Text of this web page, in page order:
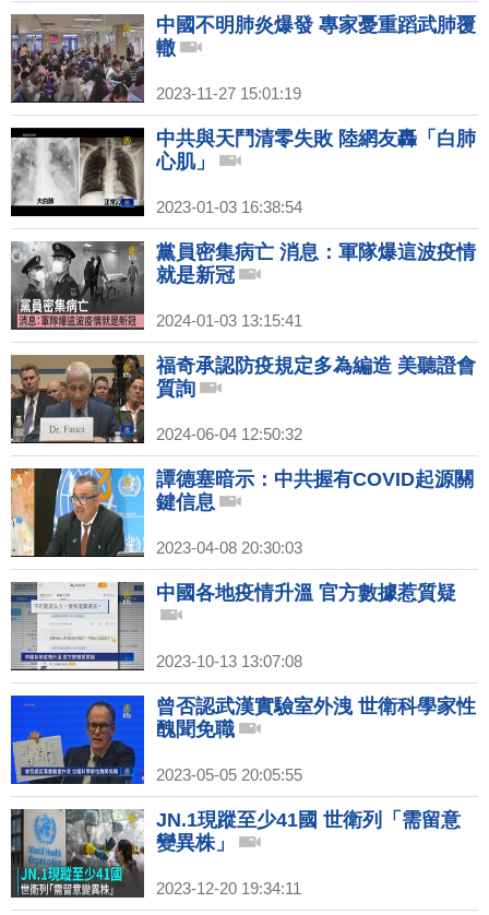
中國不明肺炎爆發 專家憂重蹈武肺覆
轍
2023-11-27 15:01:19
中共與天鬥清零失敗 陸網友轟「白肺
心肌」
2023-01-03 16:38:54
黨員密集病亡 消息：軍隊爆這波疫情
就是新冠
2024-01-03 13:15:41
福奇承認防疫規定多為編造 美聽證會
質詢
2024-06-04 12:50:32
譚德塞暗示：中共握有COVID起源關
鍵信息
2023-04-08 20:30:03
中國各地疫情升溫 官方數據惹質疑
2023-10-13 13:07:08
曾否認武漢實驗室外洩 世衛科學家性
醜聞免職
2023-05-05 20:05:55
JN.1現蹤至少41國 世衛列「需留意
變異株」
2023-12-20 19:34:11